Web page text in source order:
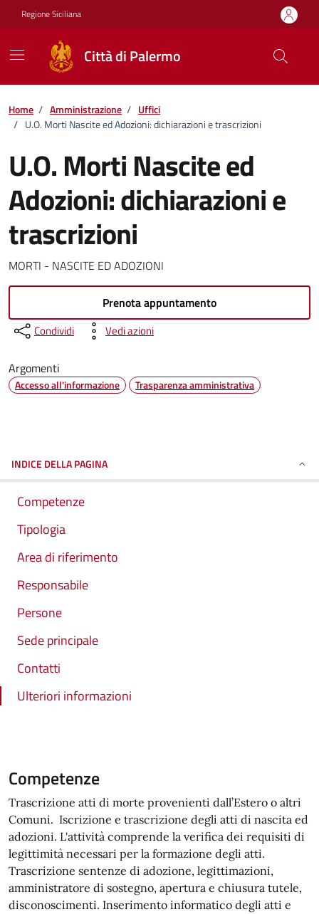
Vai ai contenuti
Vai al footer
Regione Siciliana
Città di Palermo
Home / Amministrazione / Uffici
/ U.O. Morti Nascite ed Adozioni: dichiarazioni e trascrizioni
U.O. Morti Nascite ed
Adozioni: dichiarazioni e
trascrizioni
MORTI - NASCITE ED ADOZIONI
Prenota appuntamento
Condividi Vedi azioni
Argomenti
Accesso all'informazione Trasparenza amministrativa
INDICE DELLA PAGINA
Competenze
Tipologia
Area di riferimento
Responsabile
Persone
Sede principale
Contatti
Ulteriori informazioni
Competenze
Trascrizione atti di morte provenienti dall’Estero o altri
Comuni. Iscrizione e trascrizione degli atti di nascita ed
adozioni. L'attività comprende la verifica dei requisiti di
legittimità necessari per la formazione degli atti.
Trascrizione sentenze di adozione, legittimazioni,
amministratore di sostegno, apertura e chiusura tutele,
disconoscimenti. Inserimento informatico degli atti e